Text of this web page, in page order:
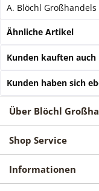
A. Blöchl Großhandels
Ähnliche Artikel
Kunden kauften auch
Kunden haben sich
Über Blöchl
Shop Service
Informationen